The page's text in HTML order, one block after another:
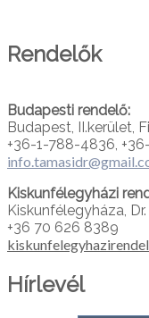
Rendelők
Budapesti rendelő:
Budapest, II.kerület,
+36-1-788-4836,
Kiskunfélegyházi
Kiskunfélegyháza,
+36 70 626 8389
Hírlevél